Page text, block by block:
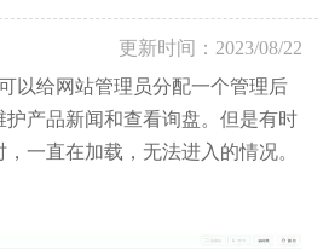
更新时间：2023/08/22
以给网站管理员分配一个管理后
护产品新闻和查看询盘。但是有时
一直在加载，无法进入的情况。